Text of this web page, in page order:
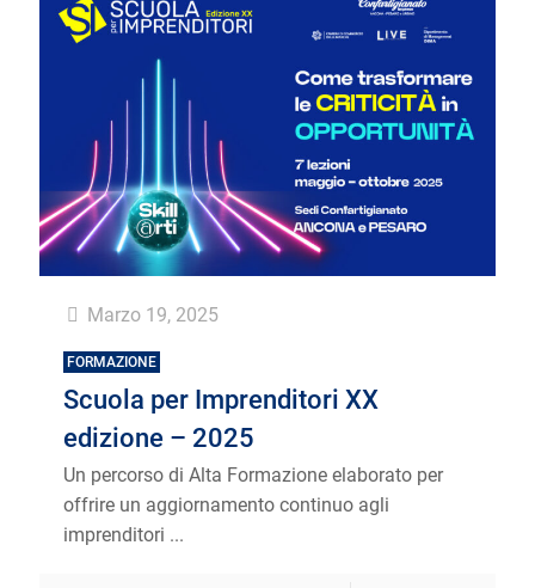
Marzo 19, 2025
FORMAZIONE
Scuola per Imprenditori XX
edizione – 2025
Un percorso di Alta Formazione elaborato per
offrire un aggiornamento continuo agli
imprenditori ...